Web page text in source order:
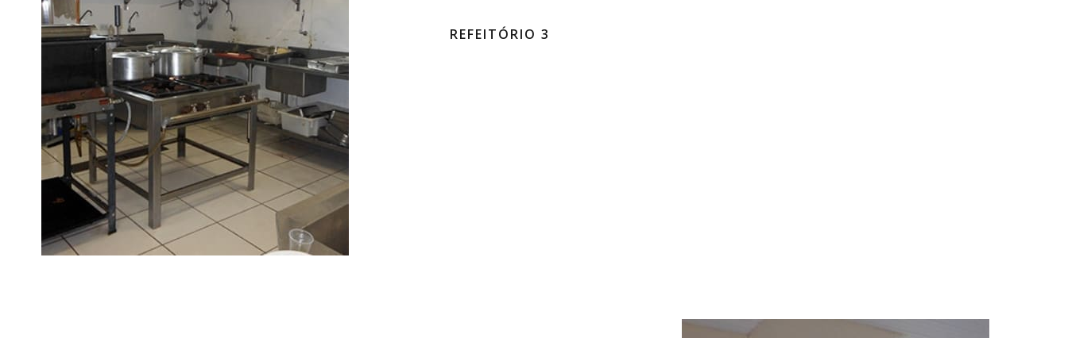
REFEITÓRIO 3